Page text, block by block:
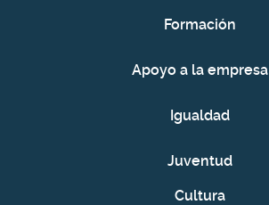
Formación
Apoyo a la empresa
Igualdad
Juventud
Cultura